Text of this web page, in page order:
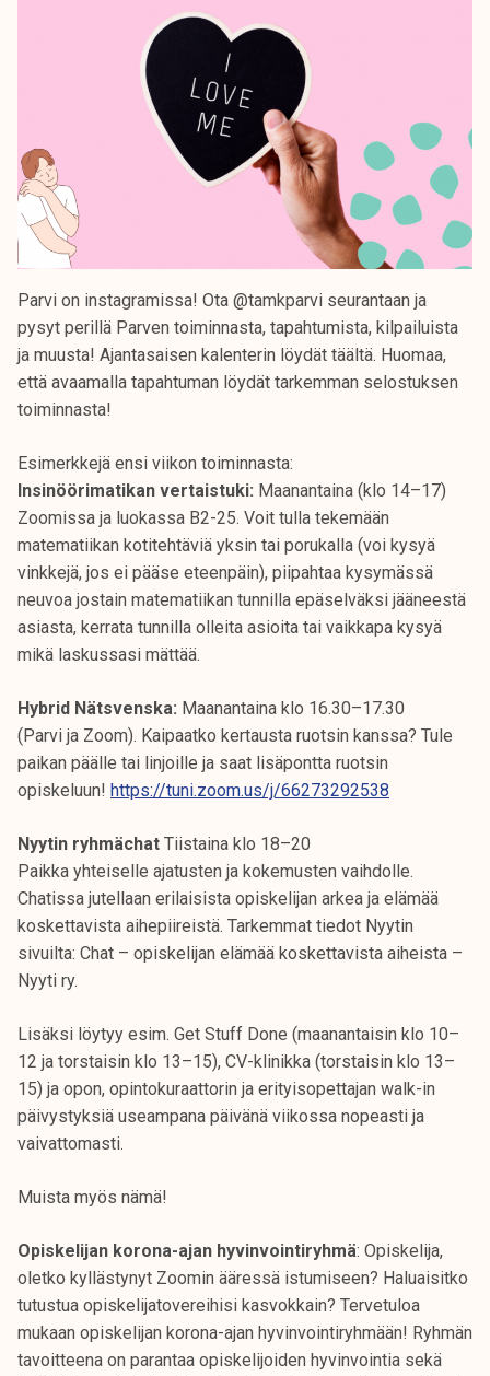
Parvi on instagramissa! Ota @tamkparvi seurantaan ja
pysyt perillä Parven toiminnasta, tapahtumista, kilpailuista
ja muusta! Ajantasaisen kalenterin löydät täältä. Huomaa,
että avaamalla tapahtuman löydät tarkemman selostuksen
toiminnasta!
Esimerkkejä ensi viikon toiminnasta:
Insinöörimatikan vertaistuki: Maanantaina (klo 14–17)
Zoomissa ja luokassa B2-25. Voit tulla tekemään
matematiikan kotitehtäviä yksin tai porukalla (voi kysyä
vinkkejä, jos ei pääse eteenpäin), piipahtaa kysymässä
neuvoa jostain matematiikan tunnilla epäselväksi jääneestä
asiasta, kerrata tunnilla olleita asioita tai vaikkapa kysyä
mikä laskussasi mättää.
Hybrid Nätsvenska: Maanantaina klo 16.30–17.30
(Parvi ja Zoom). Kaipaatko kertausta ruotsin kanssa? Tule
paikan päälle tai linjoille ja saat lisäpontta ruotsin
opiskeluun! https://tuni.zoom.us/j/66273292538
Nyytin ryhmächat Tiistaina klo 18–20
Paikka yhteiselle ajatusten ja kokemusten vaihdolle.
Chatissa jutellaan erilaisista opiskelijan arkea ja elämää
koskettavista aihepiireistä. Tarkemmat tiedot Nyytin
sivuilta: Chat – opiskelijan elämää koskettavista aiheista –
Nyyti ry.
Lisäksi löytyy esim. Get Stuff Done (maanantaisin klo 10–
12 ja torstaisin klo 13–15), CV-klinikka (torstaisin klo 13–
15) ja opon, opintokuraattorin ja erityisopettajan walk-in
päivystyksiä useampana päivänä viikossa nopeasti ja
vaivattomasti.
Muista myös nämä!
Opiskelijan korona-ajan hyvinvointiryhmä: Opiskelija,
oletko kyllästynyt Zoomin ääressä istumiseen? Haluaisitko
tutustua opiskelijatovereihisi kasvokkain? Tervetuloa
mukaan opiskelijan korona-ajan hyvinvointiryhmään! Ryhmän
tavoitteena on parantaa opiskelijoiden hyvinvointia sekä